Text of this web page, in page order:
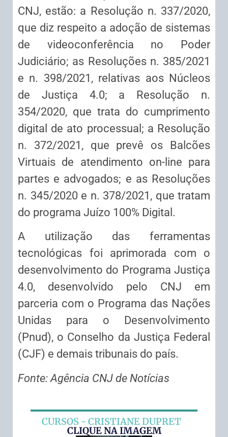
CNJ, estão: a Resolução n. 337/2020,
que diz respeito a adoção de sistemas
de videoconferência no Poder
Judiciário; as Resoluções n. 385/2021
e n. 398/2021, relativas aos Núcleos
de Justiça 4.0; a Resolução n.
354/2020, que trata do cumprimento
digital de ato processual; a Resolução
n. 372/2021, que prevê os Balcões
Virtuais de atendimento on-line para
partes e advogados; e as Resoluções
n. 345/2020 e n. 378/2021, que tratam
do programa Juízo 100% Digital.
A utilização das ferramentas
tecnológicas foi aprimorada com o
desenvolvimento do Programa Justiça
4.0, desenvolvido pelo CNJ em
parceria com o Programa das Nações
Unidas para o Desenvolvimento
(Pnud), o Conselho da Justiça Federal
(CJF) e demais tribunais do país.
Fonte: Agência CNJ de Notícias
CURSOS - CRISTIANE DUPRET
CLIQUE NA IMAGEM